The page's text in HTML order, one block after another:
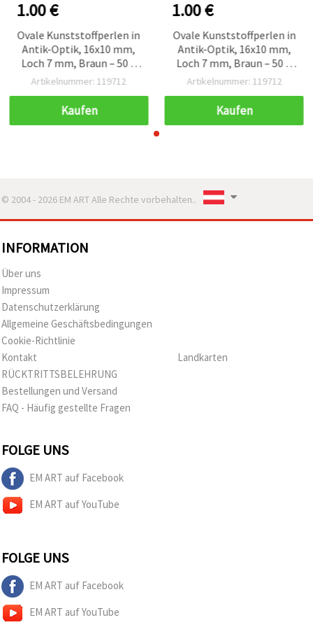
1.00 €
Ovale Kunststoffperlen in
Antik-Optik, 16x10 mm,
Loch 7 mm, Braun – 50 g
(ca. 30 Stk.) für Basteln &
Artikelnummer: 119712
Kaufen
1.00 €
Ovale Kunststoffperlen in
Antik-Optik, 16x10 mm,
Loch 7 mm, Braun – 50 g
(ca. 30 Stk.) für Basteln &
Artikelnummer: 119712
Kaufen
© 2004 - 2026 EM ART Alle Rechte vorbehalten..
INFORMATION
Über uns
Impressum
Datenschutzerklärung
Allgemeine Geschäftsbedingungen
Cookie-Richtlinie
Kontakt
RÜCKTRITTSBELEHRUNG
Bestellungen und Versand
FAQ - Häufig gestellte Fragen
Landkarten
FOLGE UNS
EM ART auf Facebook
EM ART auf YouTube
FOLGE UNS
EM ART auf Facebook
EM ART auf YouTube